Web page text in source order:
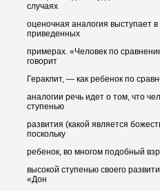
случаях
оценочная аналогия выступает
приведенных
примерах. «Человек по
говорит
Гераклит, — как ребенок по
аналогии речь идет о том, что
ступенью
развития (какой является
поскольку
ребенок, во многом подобный
высокой ступенью своего
«Дон